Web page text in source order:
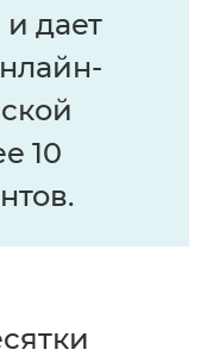
дает
10